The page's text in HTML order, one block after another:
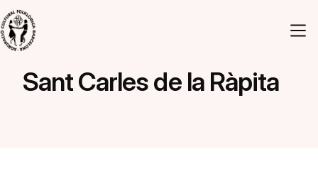
Vés al contingut
Navegació principal
Sant Carles de la Ràpita